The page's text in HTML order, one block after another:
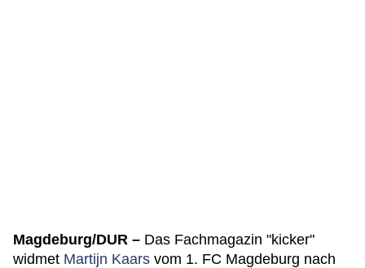
Magdeburg/DUR – Das Fachmagazin "kicker"
widmet Martijn Kaars vom 1. FC Magdeburg nach